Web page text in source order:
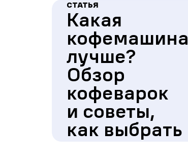
СТАТЬЯ
Какая
кофемашина
лучше?
Обзор
кофеварок
и советы,
как выбрать